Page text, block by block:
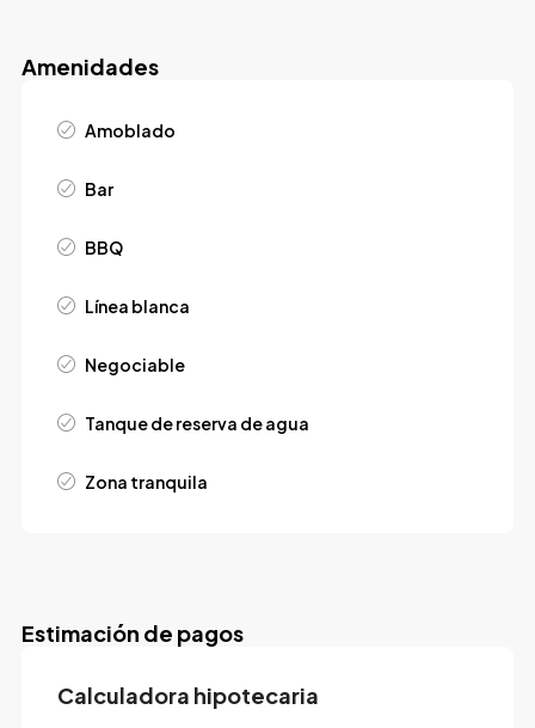
Amenidades
Amoblado
Bar
BBQ
Línea blanca
Negociable
Tanque de reserva de agua
Zona tranquila
Estimación de pagos
Calculadora hipotecaria